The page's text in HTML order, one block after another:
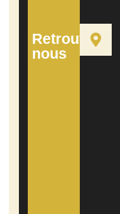
Retrouvez-
nous